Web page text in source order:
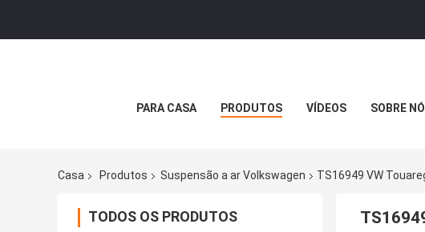
PARA CASA PRODUTOS VÍDEOS SOBRE
Casa Produtos Suspensão a ar Volkswagen TS16949 VW
TODOS OS PRODUTOS